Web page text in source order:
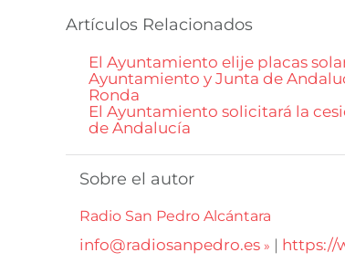
Artículos Relacionados
El Ayuntamiento elije placas
Ayuntamiento y Junta de
Ronda
El Ayuntamiento solicitará la
de Andalucía
Sobre el autor
Radio San Pedro Alcántara
info@radiosanpedro.es | https://